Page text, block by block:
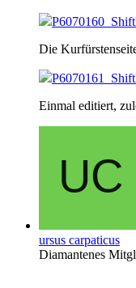
Die
Einmal editiert,
ursus carpaticus
Diamantenes